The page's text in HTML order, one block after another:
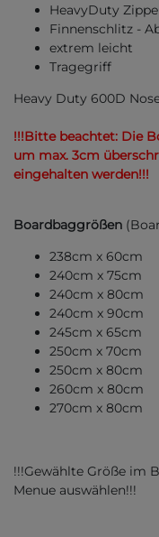
HeavyDuty
Finnenschlitz -
extrem leicht
Tragegriff
Heavy Duty 600D
!!!Bitte beachtet: Die
um max. 3cm
eingehalten werden!!!
Boardbaggrößen
238cm x 60cm
240cm x 75cm
240cm x 80cm
240cm x 90cm
245cm x 65cm
250cm x 70cm
250cm x 80cm
260cm x 80cm
270cm x 80cm
!!!Gewählte Größe im
Menue auswählen!!!